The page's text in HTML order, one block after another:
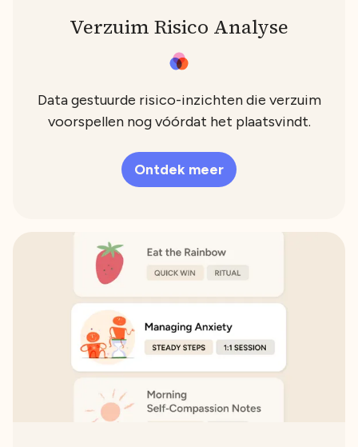
Verzuim Risico Analyse
Data gestuurde risico-inzichten die verzuim
voorspellen nog vóórdat het plaatsvindt.
Ontdek meer